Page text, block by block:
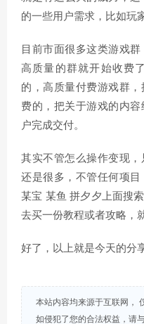
的一些用户需求，比如玩
目前市面很多这类游戏
高质量的群就开始收费
的，高质量付费游戏群
费的，把关于游戏的内
户完成交付。
其实不管怎么操作变现
还是很多，不管任何项
某宝 某鱼 拼夕夕上面搜
去买一份教程或者攻略，
好了，以上就是今天的分
本站内容均来源于互联网，
如侵犯了您的合法权益，请